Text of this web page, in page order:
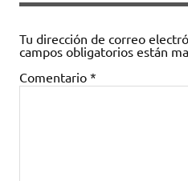
Tu dirección de correo
campos obligatorios están
Comentario *